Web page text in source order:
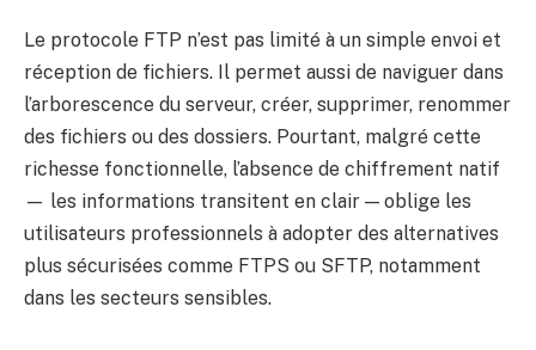
Le protocole FTP n’est pas limité à un simple envoi et
réception de fichiers. Il permet aussi de naviguer dans
l’arborescence du serveur, créer, supprimer, renommer
des fichiers ou des dossiers. Pourtant, malgré cette
richesse fonctionnelle, l’absence de chiffrement natif
— les informations transitent en clair — oblige les
utilisateurs professionnels à adopter des alternatives
plus sécurisées comme FTPS ou SFTP, notamment
dans les secteurs sensibles.